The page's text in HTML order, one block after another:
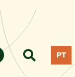
PT